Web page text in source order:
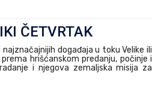
ČETVRTAK
događaja u toku Velike ili
hrišćanskom predanju, počinje i
i njegova zemaljska misija za